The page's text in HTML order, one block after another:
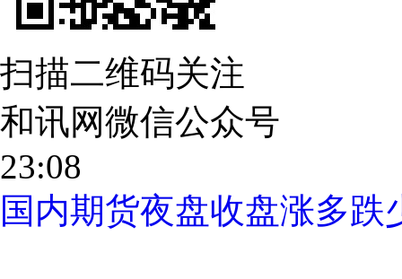
扫描二维码关注
和讯网微信公众号
23:08
国内期货夜盘收盘涨多跌